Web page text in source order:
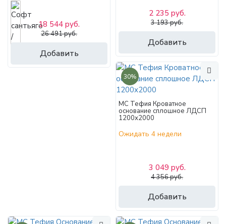
Добавить
18 544 руб.
26 491 руб.
Добавить
2 235 руб.
3 193 руб.
30%
МС Тефия Кроватное
основание сплошное ЛДСП
1200х2000
Ожидать 4 недели
Добавить
3 049 руб.
4 356 руб.